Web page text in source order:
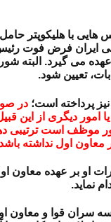
با هلیکوپتر
می‏ گیرد. البته
تعیین شود.
در
دیگری‏ از این‏
است‏ ترتیبی‏
اول‏ نداشته‏
اختیارات او بر
نماید.
سران قوا و معاون